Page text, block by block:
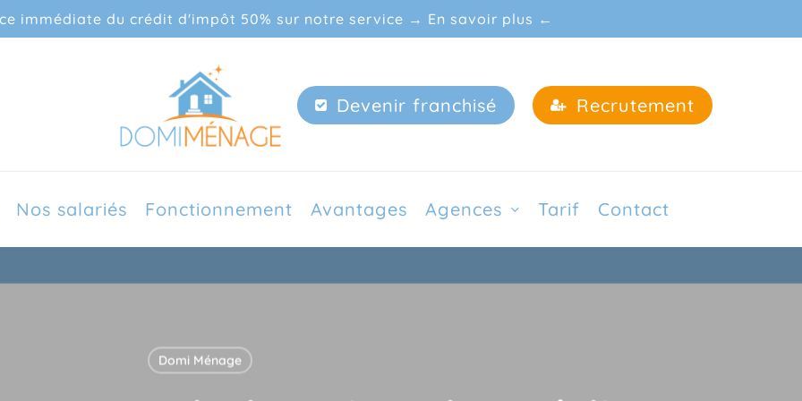
immédiate du crédit d'impôt 50% sur notre service → En savoir plus ←
Devenir franchisé Recrutement
Nos salariés Fonctionnement Avantages Agences Tarif Contact
Domi Ménage